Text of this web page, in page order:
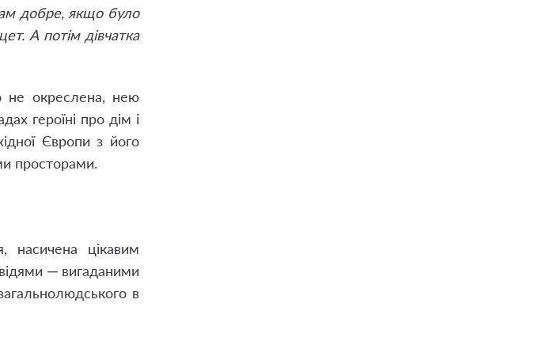
добре, якщо було
А потім дівчатка
не окреслена, нею
героїні про дім і
Європи з його
просторами.
насичена цікавим
─ вигаданими
в